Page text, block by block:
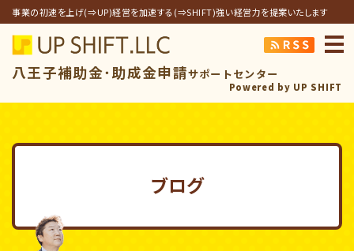
事業の初速を上げ(⇒UP)経営を加速する(⇒SHIFT)強い経営力を提案いたします
アップシフト合
八王子補助金･助成金申請サポートセンター
Powered by UP SHIFT
ブログ